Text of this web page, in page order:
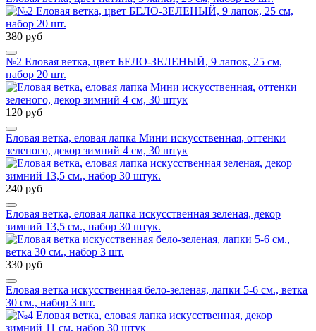
380 руб
№2 Еловая ветка, цвет БЕЛО-ЗЕЛЕНЫЙ, 9 лапок, 25 см,
набор 20 шт.
120 руб
Еловая ветка, еловая лапка Мини искусственная, оттенки
зеленого, декор зимний 4 см, 30 штук
240 руб
Еловая ветка, еловая лапка искусственная зеленая, декор
зимний 13,5 см., набор 30 штук.
330 руб
Еловая ветка искусственная бело-зеленая, лапки 5-6 см., ветка
30 см., набор 3 шт.